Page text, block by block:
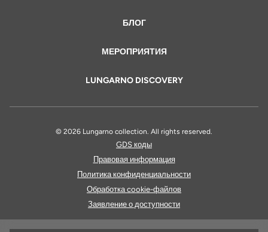
БЛОГ
МЕРОПРИЯТИЯ
LUNGARNO DISCOVERY
© 2026 Lungarno collection. All rights reserved.
GDS коды
Правовая информация
Политика конфиденциальности
Обработка cookie-файлов
Заявление о доступности